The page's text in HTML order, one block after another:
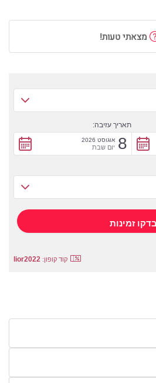
מצאתי טעות!
תאריך עזיבה:
8 אוגוסט 2026
יום שבת
קוד קופון: lior2022